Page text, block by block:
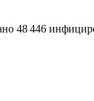
48 446